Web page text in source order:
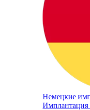
Немецкие